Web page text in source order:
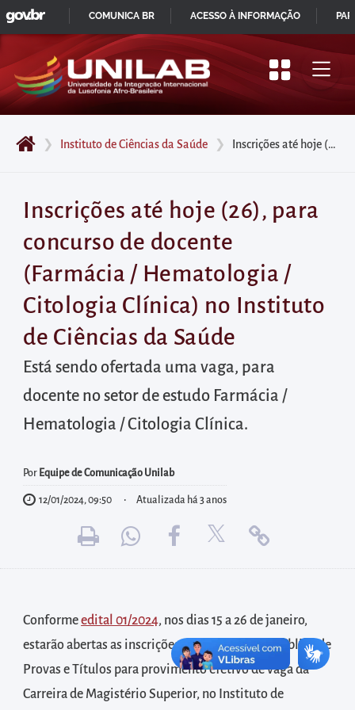
Pular
para
início
do
principal
Acessar
diretamente
o
menu
principal
Acessar
área
para
buscas
internas
diretamente
rodapé
❯ Instituto de Ciências da Saúde ❯ Inscrições até hoje (26), para concurso de docente (Farmácia / Hematologia / Citologia Clínica) no Instituto de Ciências da Saúde
Inscrições até hoje (26), para
concurso de docente
(Farmácia / Hematologia /
Citologia Clínica) no Instituto
de Ciências da Saúde
Está sendo ofertada uma vaga, para
docente no setor de estudo Farmácia /
Hematologia / Citologia Clínica.
Por Equipe de Comunicação Unilab
12/01/2024, 09:50 Atualizada há 3 anos
Conformeedital 01/2024, nos dias 15 a 26 de janeiro,
estarão abertas as inscrições para o Concurso Público de
Provas e Títulos para provimento efetivo de vaga da
Carreira de Magistério Superior, no Instituto de
IR
PARA
CONTEÚDO
GOVBR
COMUNICA BR ACESSO À INFORMAÇÃO